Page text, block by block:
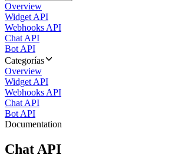
Overview
Widget API
Webhooks API
Chat API
Bot API
Categorías
Overview
Widget API
Webhooks API
Chat API
Bot API
Documentation
Chat API